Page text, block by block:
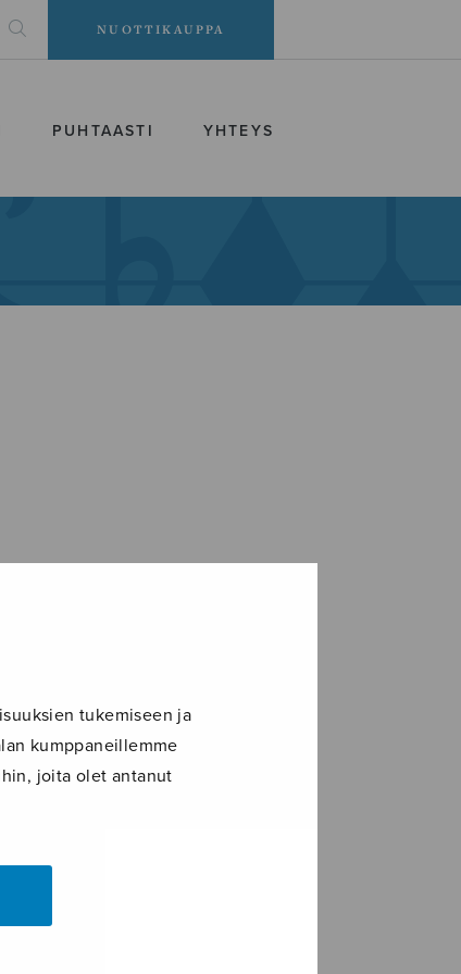
tukemiseen ja
kumppaneillemme
joita olet antanut
NUOTTIKAUPPA
PUHTAASTI YHTEYS